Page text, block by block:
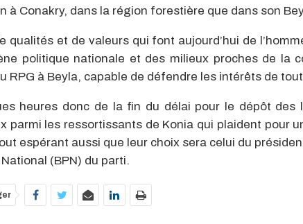
à Conakry, dans la région forestière que dans son
qualités et de valeurs qui font aujourd’hui de
politique nationale et des milieux proches de la
RPG à Beyla, capable de défendre les intérêts de
heures donc de la fin du délai pour le dépôt des
parmi les ressortissants de Konia qui plaident pour
espérant aussi que leur choix sera celui du
(BPN) du parti.